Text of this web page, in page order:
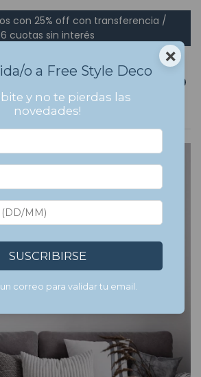
con 25% off con transferencia /
6 cuotas sin interés
×
o a Free Style Deco
y no te pierdas las
novedades!
SUSCRIBIRSE
correo para validar tu email.